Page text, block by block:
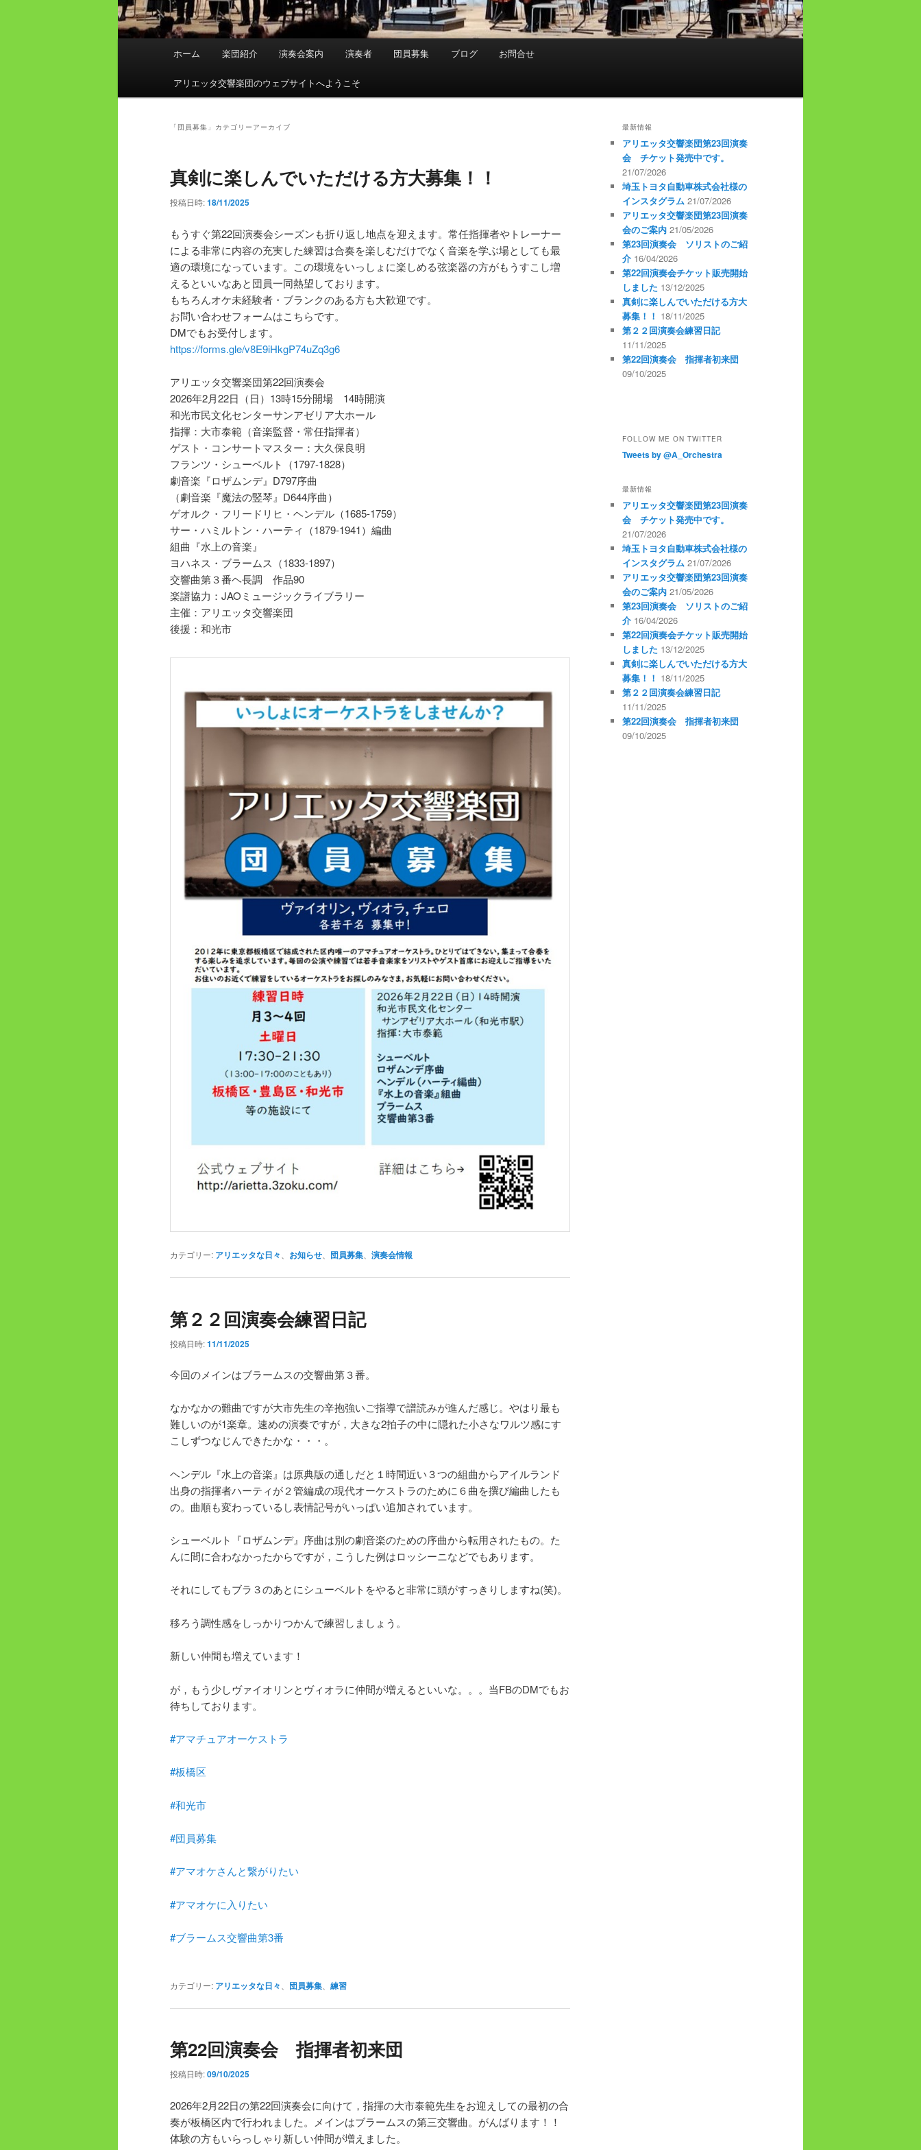
メ
ホーム 楽団紹介 演奏会案内 演奏者 団員募集 ブログ お問合せ
アリエッタ交響楽団のウェブサイトへようこそ
「 団員募集 」カテゴリーアーカイブ
真剣に楽しんでいただける方大募集！！
投稿日時:18/11/2025
もうすぐ第22回演奏会シーズンも折り返し地点を迎えます。常任指揮者やトレーナー
による非常に内容の充実した練習は合奏を楽しむだけでなく音楽を学ぶ場としても最
適の環境になっています。この環境をいっしょに楽しめる弦楽器の方がもうすこし増
えるといいなあと団員一同熱望しております。
もちろんオケ未経験者・ブランクのある方も大歓迎です。
お問い合わせフォームはこちらです。
DMでもお受付します。
https://forms.gle/v8E9iHkgP74uZq3g6
アリエッタ交響楽団第22回演奏会
2026年2月22日（日）13時15分開場 14時開演
和光市民文化センターサンアゼリア大ホール
指揮：大市泰範（音楽監督・常任指揮者）
ゲスト・コンサートマスター：大久保良明
フランツ・シューベルト（1797-1828）
劇音楽『ロザムンデ』D797序曲
（劇音楽『魔法の竪琴』D644序曲）
ゲオルク・フリードリヒ・ヘンデル（1685-1759）
サー・ハミルトン・ハーティ（1879-1941）編曲
組曲『水上の音楽』
ヨハネス・ブラームス（1833-1897）
交響曲第３番ヘ長調 作品90
楽譜協力：JAOミュージックライブラリー
主催：アリエッタ交響楽団
後援：和光市
カテゴリー: アリエッタな日々 お知らせ 団員募集 演奏会情報
第２２回演奏会練習日記
投稿日時:11/11/2025
今回のメインはブラームスの交響曲第３番。
なかなかの難曲ですが大市先生の辛抱強いご指導で譜読みが進んだ感じ。やはり最も
難しいのが1楽章。速めの演奏ですが，大きな2拍子の中に隠れた小さなワルツ感にす
こしずつなじんできたかな・・・。
ヘンデル『水上の音楽』は原典版の通しだと１時間近い３つの組曲からアイルランド
出身の指揮者ハーティが２管編成の現代オーケストラのために６曲を撰び編曲したも
の。曲順も変わっているし表情記号がいっぱい追加されています。
シューベルト『ロザムンデ』序曲は別の劇音楽のための序曲から転用されたもの。た
んに間に合わなかったからですが，こうした例はロッシーニなどでもあります。
それにしてもブラ３のあとにシューベルトをやると非常に頭がすっきりしますね(笑)。
移ろう調性感をしっかりつかんで練習しましょう。
新しい仲間も増えています！
が，もう少しヴァイオリンとヴィオラに仲間が増えるといいな。。。当FBのDMでもお
待ちしております。
#アマチュアオーケストラ
#板橋区
#和光市
#団員募集
#アマオケさんと繋がりたい
#アマオケに入りたい
#ブラームス交響曲第3番
カテゴリー: アリエッタな日々 団員募集 練習
第22回演奏会 指揮者初来団
投稿日時:09/10/2025
2026年2月22日の第22回演奏会に向けて，指揮の大市泰範先生をお迎えしての最初の合
奏が板橋区内で行われました。メインはブラームスの第三交響曲。がんばります！！
体験の方もいらっしゃり新しい仲間が増えました。
最新情報
アリエッタ交響楽団第23回演奏
会 チケット発売中です。
21/07/2026
埼玉トヨタ自動車株式会社様の
インスタグラム 21/07/2026
アリエッタ交響楽団第23回演奏
会のご案内 21/05/2026
第23回演奏会 ソリストのご紹
介 16/04/2026
第22回演奏会チケット販売開始
しました 13/12/2025
真剣に楽しんでいただける方大
募集！！ 18/11/2025
第２２回演奏会練習日記
11/11/2025
第22回演奏会 指揮者初来団
09/10/2025
FOLLOW ME ON TWITTER
Tweets by @A_Orchestra
最新情報
アリエッタ交響楽団第23回演奏
会 チケット発売中です。
21/07/2026
埼玉トヨタ自動車株式会社様の
インスタグラム 21/07/2026
アリエッタ交響楽団第23回演奏
会のご案内 21/05/2026
第23回演奏会 ソリストのご紹
介 16/04/2026
第22回演奏会チケット販売開始
しました 13/12/2025
真剣に楽しんでいただける方大
募集！！ 18/11/2025
第２２回演奏会練習日記
11/11/2025
第22回演奏会 指揮者初来団
09/10/2025